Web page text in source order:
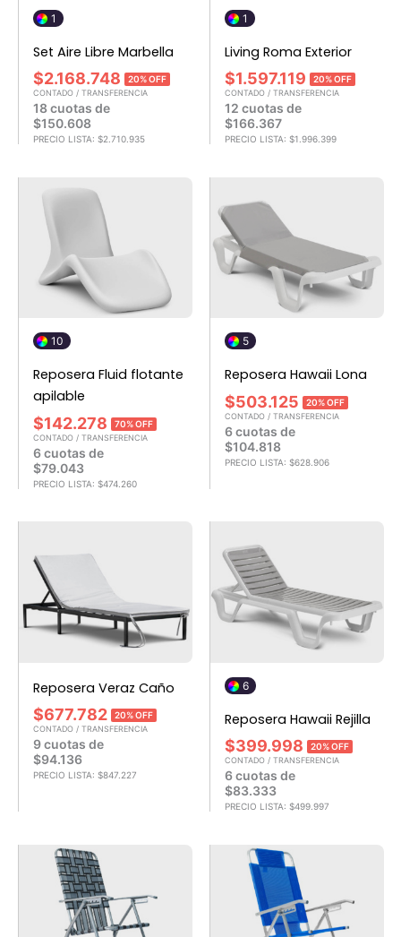
1
Set Aire Libre Marbella
$2.168.748 20% OFF
CONTADO / TRANSFERENCIA
18 cuotas de
$150.608
PRECIO LISTA: $2.710.935
1
Living Roma Exterior
$1.597.119 20% OFF
CONTADO / TRANSFERENCIA
12 cuotas de
$166.367
PRECIO LISTA: $1.996.399
10
Reposera Fluid flotante
apilable
$142.278 70% OFF
CONTADO / TRANSFERENCIA
6 cuotas de
$79.043
PRECIO LISTA: $474.260
5
Reposera Hawaii Lona
$503.125 20% OFF
CONTADO / TRANSFERENCIA
6 cuotas de
$104.818
PRECIO LISTA: $628.906
Reposera Veraz Caño
$677.782 20% OFF
CONTADO / TRANSFERENCIA
9 cuotas de
$94.136
PRECIO LISTA: $847.227
6
Reposera Hawaii Rejilla
$399.998 20% OFF
CONTADO / TRANSFERENCIA
6 cuotas de
$83.333
PRECIO LISTA: $499.997